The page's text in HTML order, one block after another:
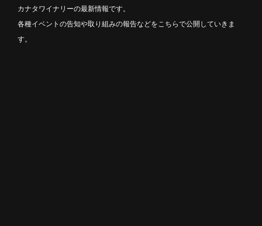
カナタワイナリーの最新情報です。
各種イベントの告知や取り組みの報告などをこちらで公開していきま
す。